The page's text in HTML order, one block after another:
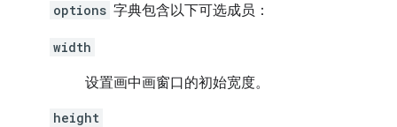
options 字典包含以下可选成员：
width
设置画中画窗口的初始宽度。
height